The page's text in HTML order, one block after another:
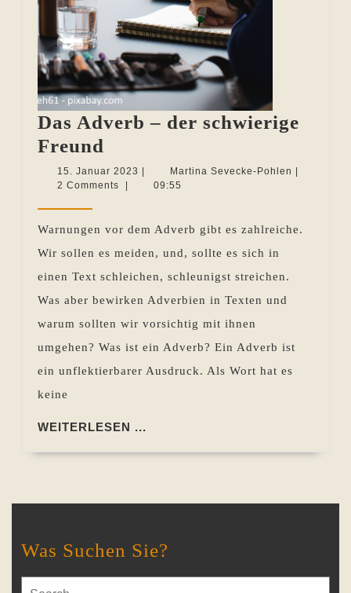
Das Adverb – der schwierige
Freund
Adverb
–
schwierige
Freund
15. Januar 2023 15.
Januar
Martina Sevecke-Pohlen Martina
2 Comments
09:55
Warnungen vor dem Adverb gibt es zahlreiche.
Wir sollen es meiden, und, sollte es sich in
einen Text schleichen, schleunigst streichen.
Was aber bewirken Adverbien in Texten und
warum sollten wir vorsichtig mit ihnen
umgehen? Was ist ein Adverb? Ein Adverb ist
ein unflektierbarer Ausdruck. Als Wort hat es
keine
WEITERLESEN ...
Was Suchen Sie?